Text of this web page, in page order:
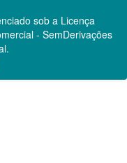
sob a Licença
- SemDerivações